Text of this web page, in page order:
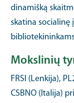
dinamišką
skatina socialinę
Mokslinių
FRSI (Lenkija),
CSBNO (Italija)